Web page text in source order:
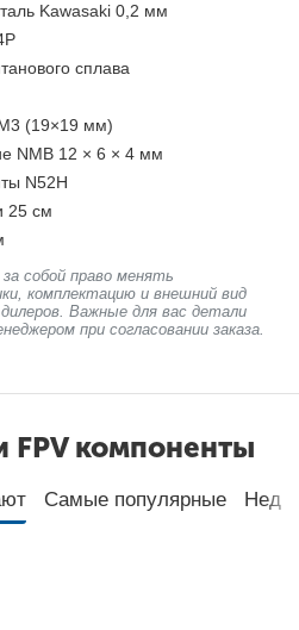
Kawasaki 0,2 мм
сплава
(19×19 мм)
NMB 12 × 6 × 4 мм
N52H
25 см
собой право менять
комплектацию и внешний вид
дилеров. Важные для вас детали
при согласовании заказа.
FPV компоненты
Самые популярные